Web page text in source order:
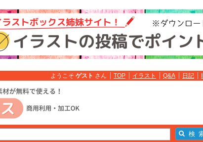
ようこそ ゲスト さん TOP イラスト Q&A 日記